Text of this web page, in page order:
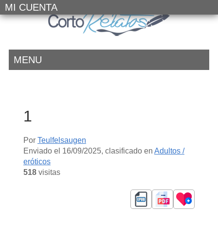
MI CUENTA
MENU
1
Por Teulfelsaugen
Enviado el 16/09/2025, clasificado en Adultos /
eróticos
518visitas